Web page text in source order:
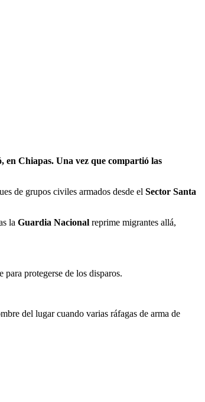
Chiapas. Una vez que compartió las
de grupos civiles armados desde el Sector Santa
la Guardia Nacional reprime migrantes allá,
para protegerse de los disparos.
del lugar cuando varias ráfagas de arma de